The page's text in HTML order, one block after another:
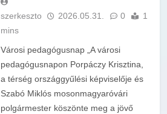
szerkeszto 2026.05.31. 0
1
mins
Városi pedagógusnap „A városi
pedagógusnapon Porpáczy Krisztina,
a térség országgyűlési képviselője és
Szabó Miklós mosonmagyaróvári
polgármester köszönte meg a jövő